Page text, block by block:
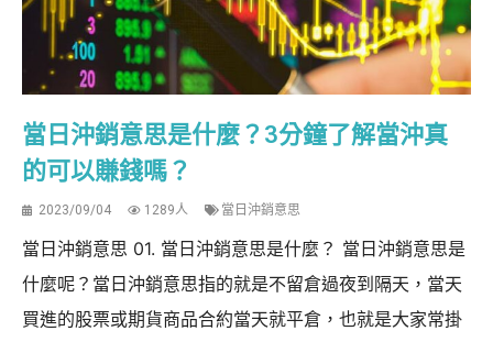
當日沖銷意思是什麼？3分鐘了解當沖真
的可以賺錢嗎？
2023/09/04 1289人 當日沖銷意思
當日沖銷意思 01. 當日沖銷意思是什麼？ 當日沖銷意思是
什麼呢？當日沖銷意思指的就是不留倉過夜到隔天，當天
買進的股票或期貨商品合約當天就平倉，也就是大家常掛